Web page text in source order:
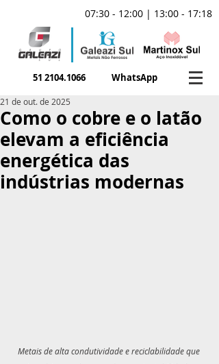
07:30 - 12:00 | 13:00 - 17:18
51 2104.1066 WhatsApp
Como o cobre e o latão
elevam a eficiência
energética das
indústrias modernas
21 de out. de 2025
Metais de alta condutividade e reciclabilidade que